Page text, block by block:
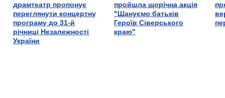
драмтеатр пропонує
переглянути концертну
програму до 31-й
річниці Незалежності
України
пройшла щорічна акція
"Шануємо батьків
Героїв Сіверського
краю"